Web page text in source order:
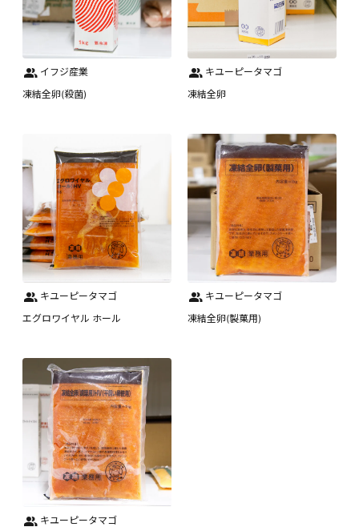
イフジ産業
凍結全卵(殺菌)
キユーピータマゴ
凍結全卵
キユーピータマゴ
エグロワイヤル ホール
キユーピータマゴ
凍結全卵(製菓用)
キユーピータマゴ